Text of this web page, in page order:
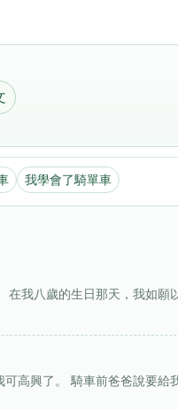
我學會了騎單車
我八歲的生日那天，我如願
高興了。 騎車前爸爸說要給